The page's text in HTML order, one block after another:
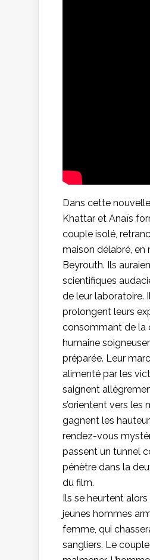
Dans cette
Khattar et Anaïs
couple isolé,
maison délabré, en
Beyrouth. Ils
scientifiques
de leur laboratoire.
prolongent leurs
consommant de la
humaine
préparée. Leur
alimenté par les
saignent
s’orientent vers les
gagnent les
rendez-vous
passent un tunnel
pénètre dans la
du film.
Ils se heurtent alors
jeunes hommes
femme, qui
sangliers. Le